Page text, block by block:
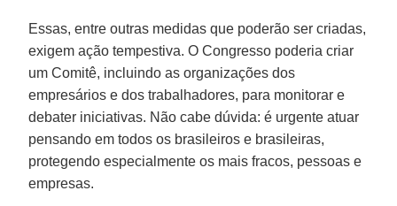
Essas, entre outras medidas que poderão ser criadas,
exigem ação tempestiva. O Congresso poderia criar
um Comitê, incluindo as organizações dos
empresários e dos trabalhadores, para monitorar e
debater iniciativas. Não cabe dúvida: é urgente atuar
pensando em todos os brasileiros e brasileiras,
protegendo especialmente os mais fracos, pessoas e
empresas.